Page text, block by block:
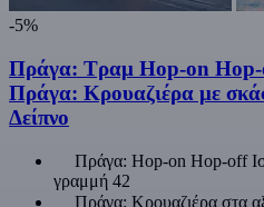
-5%
Πράγα: Τραμ Hop-on Hop-
Πράγα: Κρουαζιέρα με
Δείπνο
Πράγα: Hop-on Hop-off
γραμμή 42
Πράγα: Κρουαζιέρα στα